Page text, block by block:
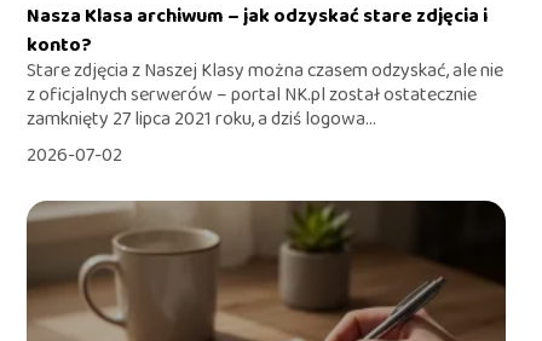
Nasza Klasa archiwum – jak odzyskać stare zdjęcia i
konto?
Stare zdjęcia z Naszej Klasy można czasem odzyskać, ale nie
z oficjalnych serwerów – portal NK.pl został ostatecznie
zamknięty 27 lipca 2021 roku, a dziś logowa...
2026-07-02